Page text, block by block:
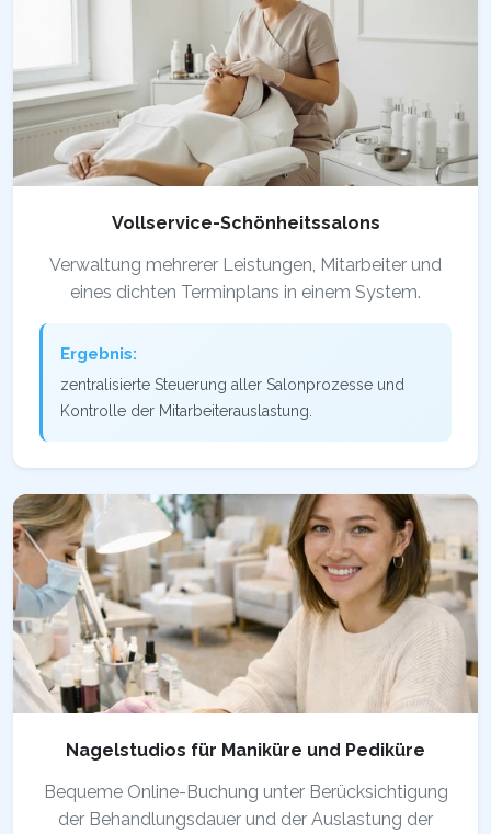
Vollservice-Schönheitssalons
Verwaltung mehrerer Leistungen, Mitarbeiter und
eines dichten Terminplans in einem System.
Ergebnis:
zentralisierte Steuerung aller Salonprozesse und
Kontrolle der Mitarbeiterauslastung.
Nagelstudios für Maniküre und Pediküre
Bequeme Online-Buchung unter Berücksichtigung
der Behandlungsdauer und der Auslastung der